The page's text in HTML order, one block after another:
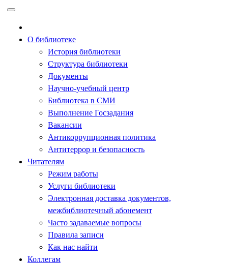
содержимому
О библиотеке
История библиотеки
Структура библиотеки
Документы
Научно-учебный центр
Библиотека в СМИ
Выполнение Госзадания
Вакансии
Антикоррупционная политика
Антитеррор и безопасность
Читателям
Режим работы
Услуги библиотеки
Электронная доставка документов,
межбиблиотечный абонемент
Часто задаваемые вопросы
Правила записи
Как нас найти
Коллегам